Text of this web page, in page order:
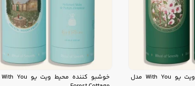
خوشبو کننده محیط ویت یو With You مدل